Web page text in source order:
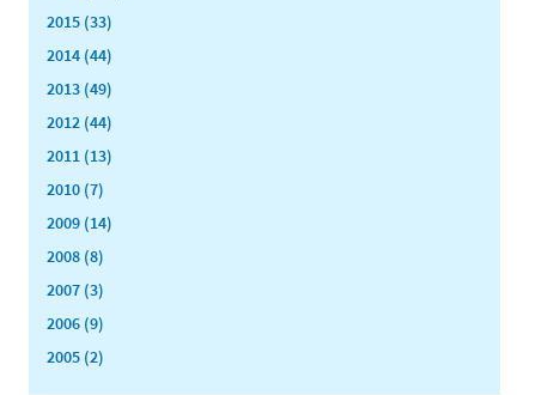
2015 (33)
2014 (44)
2013 (49)
2012 (44)
2011 (13)
2010 (7)
2009 (14)
2008 (8)
2007 (3)
2006 (9)
2005 (2)